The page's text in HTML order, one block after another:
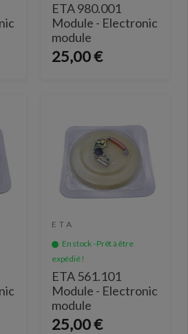
ETA 980.001
Module - Electronic
module
25,00 €
ETA
En stock - Prêt à être
expédié !
ETA 561.101
Module - Electronic
module
25,00 €